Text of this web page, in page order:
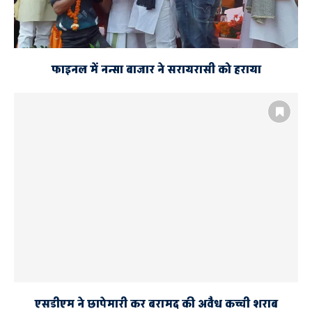
फाइनल में नन्सा बाजार ने सरायरासी को हराया
एसडीएम ने छापेमारी कर बरामद की अवैध कच्ची शराब